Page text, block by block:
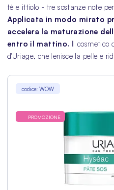
tè e ittiolo - tre sostanze note
Applicata in modo mirato
accelera la maturazione
entro il mattino. Il cosmetico
d'Uriage, che lenisce la pelle e
codice: WOW
PROMOZIONE